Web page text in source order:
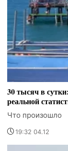
30 тысяч в
реальной
Что произошло
19:32 04.12